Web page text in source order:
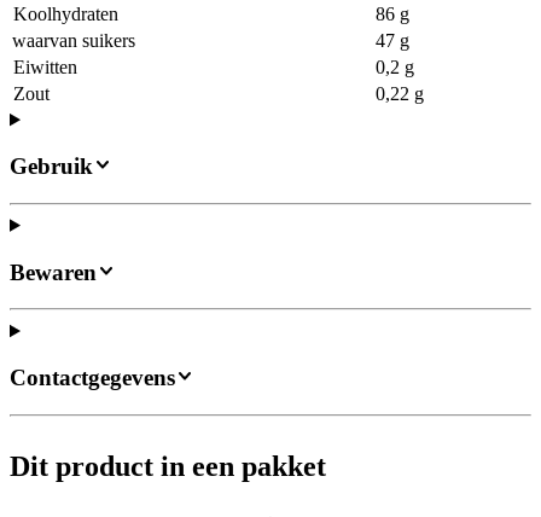
Koolhydraten
86 g
waarvan suikers
47 g
Eiwitten
0,2 g
Zout
0,22 g
Gebruik
Bewaren
Contactgegevens
Dit product in een pakket